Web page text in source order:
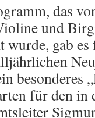
das
und
gab es
besonderes
für den in